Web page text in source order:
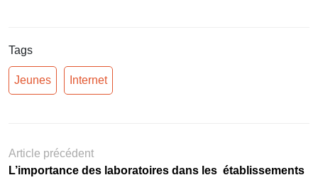
Tags
Jeunes Internet
Article précédent
L’importance des laboratoires dans les établissements